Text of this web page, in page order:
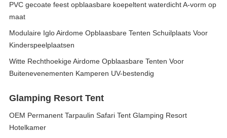
PVC gecoate feest opblaasbare koepeltent waterdicht A-vorm op
maat
Modulaire Iglo Airdome Opblaasbare Tenten Schuilplaats Voor
Kinderspeelplaatsen
Witte Rechthoekige Airdome Opblaasbare Tenten Voor
Buitenevenementen Kamperen UV-bestendig
Glamping Resort Tent
OEM Permanent Tarpaulin Safari Tent Glamping Resort
Hotelkamer